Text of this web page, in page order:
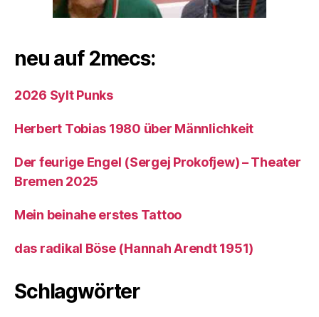
neu auf 2mecs:
2026 Sylt Punks
Herbert Tobias 1980 über Männlichkeit
Der feurige Engel (Sergej Prokofjew) – Theater
Bremen 2025
Mein beinahe erstes Tattoo
das radikal Böse (Hannah Arendt 1951)
Schlagwörter